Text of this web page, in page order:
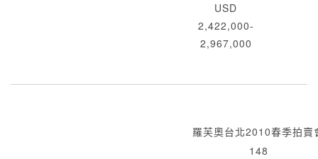
USD
2,422,000-
2,967,000
羅芙奧台北2010春季拍賣
148